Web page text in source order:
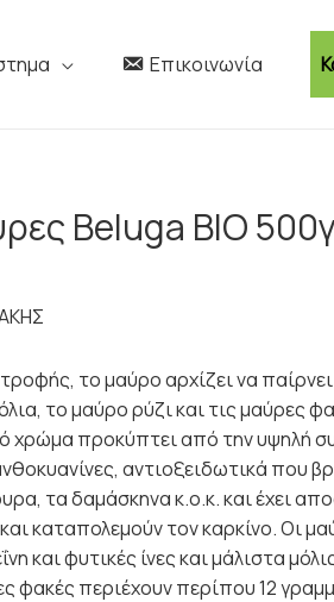
Επικοινωνία
Beluga ΒΙΟ
το μαύρο αρχίζει να
το μαύρο ρύζι και τις μαύρες
χρώμα προκύπτει από την υψηλή
αντιοξειδωτικά που
τα δαμάσκηνα κ.ο.κ. και έχει
καταπολεμούν τον καρκίνο. Οι
και φυτικές ίνες και μάλιστα
φακές περιέχουν περίπου 12